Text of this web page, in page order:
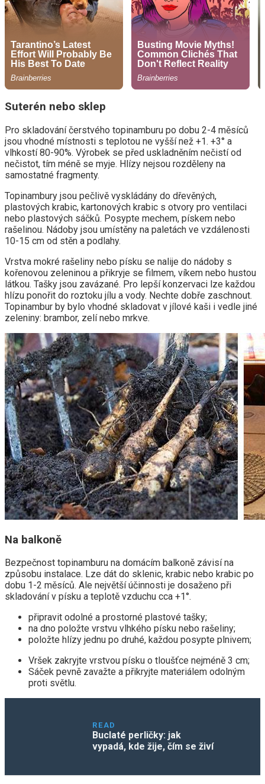
Suterén nebo sklep
Pro skladování čerstvého topinamburu po dobu 2-4 měsíců
jsou vhodné místnosti s teplotou ne vyšší než +1. +3° a
vlhkostí 80-90%. Výrobek se před uskladněním nečistí od
nečistot, tím méně se myje. Hlízy nejsou rozděleny na
samostatné fragmenty.
Topinambury jsou pečlivě vyskládány do dřevěných,
plastových krabic, kartonových krabic s otvory pro ventilaci
nebo plastových sáčků. Posypte mechem, pískem nebo
rašelinou. Nádoby jsou umístěny na paletách ve vzdálenosti
10-15 cm od stěn a podlahy.
Vrstva mokré rašeliny nebo písku se nalije do nádoby s
kořenovou zeleninou a přikryje se filmem, víkem nebo hustou
látkou. Tašky jsou zavázané. Pro lepší konzervaci lze každou
hlízu ponořit do roztoku jílu a vody. Nechte dobře zaschnout.
Topinambur by bylo vhodné skladovat v jílové kaši i vedle jiné
zeleniny: brambor, zelí nebo mrkve.
Na balkoně
Bezpečnost topinamburu na domácím balkoně závisí na
způsobu instalace. Lze dát do sklenic, krabic nebo krabic po
dobu 1-2 měsíců. Ale největší účinnosti je dosaženo při
skladování v písku a teplotě vzduchu cca +1°.
připravit odolné a prostorné plastové tašky;
na dno položte vrstvu vlhkého písku nebo rašeliny;
položte hlízy jednu po druhé, každou posypte plnivem;
Vršek zakryjte vrstvou písku o tloušťce nejméně 3 cm;
Sáček pevně zavažte a přikryjte materiálem odolným
proti světlu.
READ
Buclaté perličky: jak
vypadá, kde žije, čím se živí